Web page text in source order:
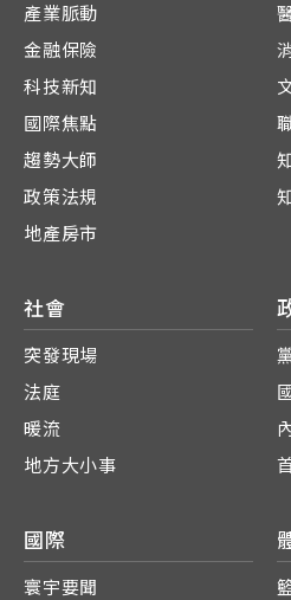
產業脈動
金融保險
科技新知
國際焦點
趨勢大師
政策法規
地產房市
社會
突發現場
法庭
暖流
地方大小事
國際
寰宇要聞